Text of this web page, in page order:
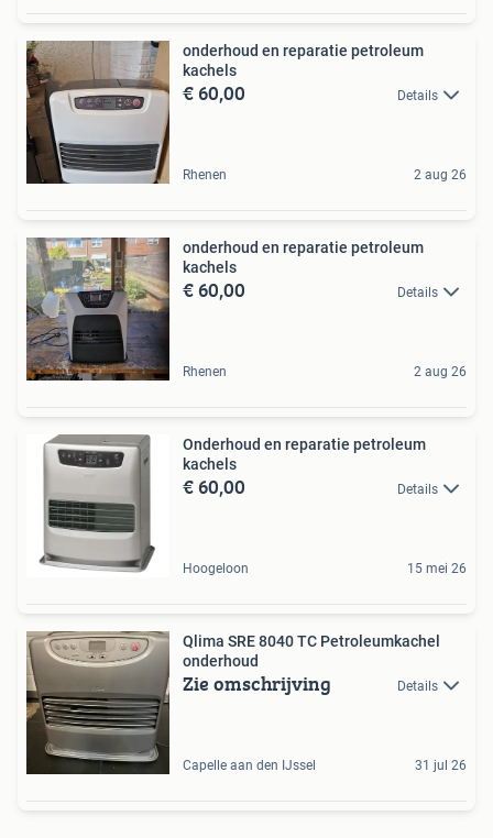
onderhoud en reparatie petroleum
kachels
€ 60,00 Details
Rhenen 2 aug 26
onderhoud en reparatie petroleum
kachels
€ 60,00 Details
Rhenen 2 aug 26
Onderhoud en reparatie petroleum
kachels
€ 60,00 Details
Hoogeloon 15 mei 26
Qlima SRE 8040 TC Petroleumkachel
onderhoud
Zie omschrijving Details
Capelle aan den IJssel 31 jul 26